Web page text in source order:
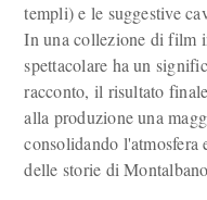
templi) e le suggestive
In una collezione di film
spettacolare ha un
racconto, il risultato
alla produzione una
consolidando
delle storie di